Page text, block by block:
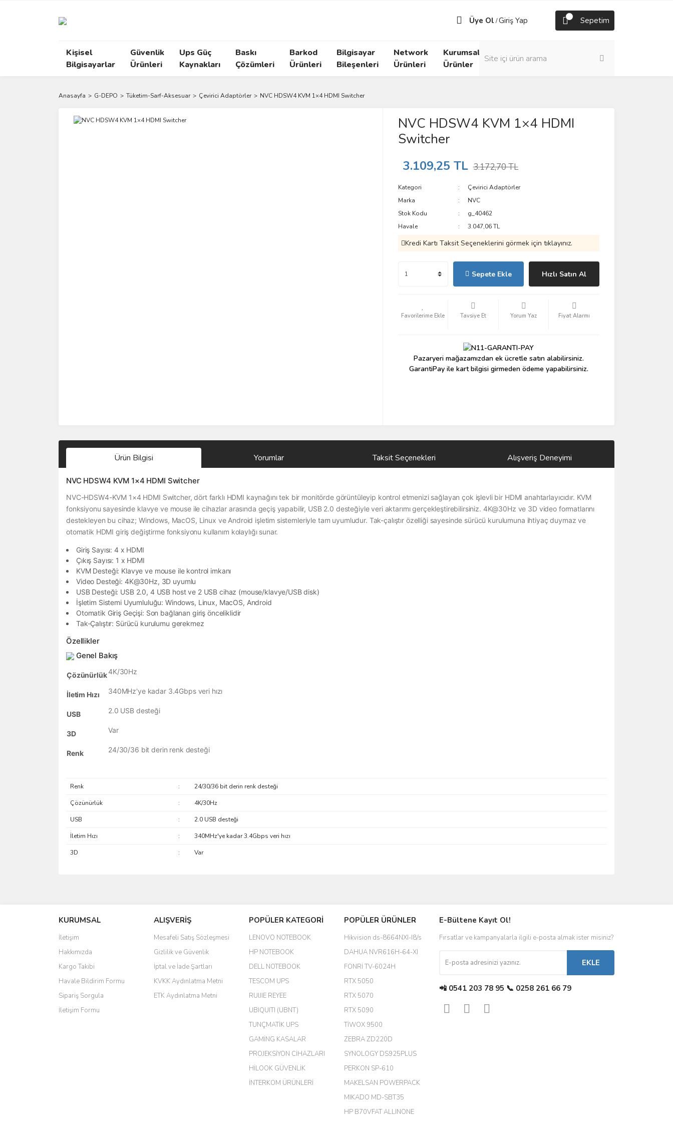
Üye Ol /Giriş Yap Sepetim
Kişisel
Bilgisayarlar
Güvenlik
Ürünleri
Ups Güç
Kaynakları
Baskı
Çözümleri
Barkod
Ürünleri
Bilgisayar
Bileşenleri
Network
Ürünleri
Kurumsal
Ürünler
Anasayfa G-DEPO Tüketim-Sarf-Aksesuar Çevirici Adaptörler NVC HDSW4 KVM 1×4 HDMI Switcher
NVC HDSW4 KVM 1×4 HDMI
Switcher
3.109,25 TL 3.172,70 TL
Kategori
Çevirici Adaptörler
Marka
NVC
Stok Kodu
g_40462
Havale
3.047,06 TL
Kredi Kartı Taksit Seçeneklerini görmek için tıklayınız.
Sepete Ekle Hızlı Satın Al
Tavsiye Et Yorum Yaz Fiyat Alarmı
Pazaryeri mağazamızdan ek ücretle satın alabilirsiniz.
GarantiPay ile kart bilgisi girmeden ödeme yapabilirsiniz.
Ürün Bilgisi Yorumlar Taksit Seçenekleri Alışveriş Deneyimi
NVC HDSW4 KVM 1×4 HDMI Switcher
NVC-HDSW4-KVM 1×4 HDMI Switcher, dört farklı HDMI kaynağını tek bir monitörde görüntüleyip kontrol etmenizi sağlayan çok işlevli bir HDMI anahtarlayıcıdır. KVM
fonksiyonu sayesinde klavye ve mouse ile cihazlar arasında geçiş yapabilir, USB 2.0 desteğiyle veri aktarımı gerçekleştirebilirsiniz. 4K@30Hz ve 3D video formatlarını
destekleyen bu cihaz; Windows, MacOS, Linux ve Android işletim sistemleriyle tam uyumludur. Tak-çalıştır özelliği sayesinde sürücü kurulumuna ihtiyaç duymaz ve
otomatik HDMI giriş değiştirme fonksiyonu kullanım kolaylığı sunar.
Giriş Sayısı: 4 x HDMI
Çıkış Sayısı: 1 x HDMI
KVM Desteği: Klavye ve mouse ile kontrol imkanı
Video Desteği: 4K@30Hz, 3D uyumlu
USB Desteği: USB 2.0, 4 USB host ve 2 USB cihaz (mouse/klavye/USB disk)
İşletim Sistemi Uyumluluğu: Windows, Linux, MacOS, Android
Otomatik Giriş Geçişi: Son bağlanan giriş önceliklidir
Tak-Çalıştır: Sürücü kurulumu gerekmez
Özellikler
Genel Bakış
Çözünürlük4K/30Hz
İletim Hızı 340MHz'ye kadar 3.4Gbps veri hızı
USB 2.0 USB desteği
3D Var
Renk 24/30/36 bit derin renk desteği
Renk : 24/30/36 bit derin renk desteği
Çözünürlük : 4K/30Hz
USB : 2.0 USB desteği
İletim Hızı : 340MHz'ye kadar 3.4Gbps veri hızı
3D : Var
kamera ile 24 izlenmektedir diye küçük bir tabela olsa daha hoş olurdu
Barış Başaran | 04/07/2026
hızlı güvenli bir alışveriş oldu
Yalçın Kaya | 20/06/2026
KURUMSAL
İletişim
Hakkımızda
Kargo Takibi
Havale Bildirim Formu
Sipariş Sorgula
İletişim Formu
ALIŞVERİŞ
Mesafeli Satış Sözleşmesi
Gizlilik ve Güvenlik
İptal ve İade Şartları
KVKK Aydınlatma Metni
ETK Aydınlatma Metni
POPÜLER KATEGORİ
LENOVO NOTEBOOK
HP NOTEBOOK
DELL NOTEBOOK
TESCOM UPS
RUIJIE REYEE
UBIQUITI (UBNT)
TUNÇMATİK UPS
GAMİNG KASALAR
PROJEKSİYON CİHAZLARI
HİLOOK GÜVENLİK
İNTERKOM ÜRÜNLERİ
POPÜLER ÜRÜNLER
Hikvision ds-8664NXI-I8/s
DAHUA NVR616H-64-XI
FONRİ TV-6024H
RTX 5050
RTX 5070
RTX 5090
TİWOX 9500
ZEBRA ZD220D
SYNOLOGY DS925PLUS
PERKON SP-610
MAKELSAN POWERPACK
MIKADO MD-SBT35
HP B70VFAT ALLINONE
E-Bültene Kayıt Ol!
Fırsatlar ve kampanyalarla ilgili e-posta almak ister misiniz?
EKLE
📲 0541 203 78 95 📞 0258 261 66 79